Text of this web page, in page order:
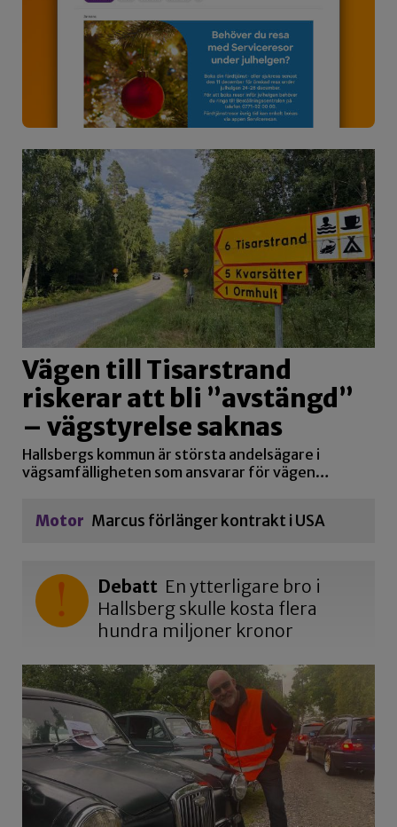
Vägen till Tisarstrand
riskerar att bli ”avstängd”
– vägstyrelse saknas
Hallsbergs kommun är största andelsägare i
vägsamfälligheten som ansvarar för vägen…
Motor Marcus förlänger kontrakt i USA
Debatt En ytterligare bro i
Hallsberg skulle kosta flera
hundra miljoner kronor